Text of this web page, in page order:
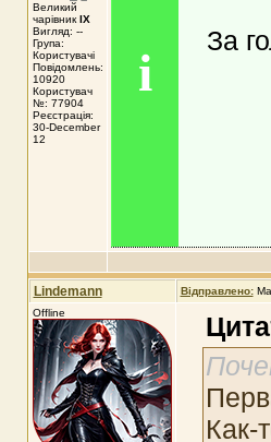
Великий
чарівник IX
Вигляд: --
Група:
Користувачі
Повідомлень:
10920
Користувач
№: 77904
Реєстрація:
30-December
12
i
За
Lindemann Відправлено:
Offline
Как-